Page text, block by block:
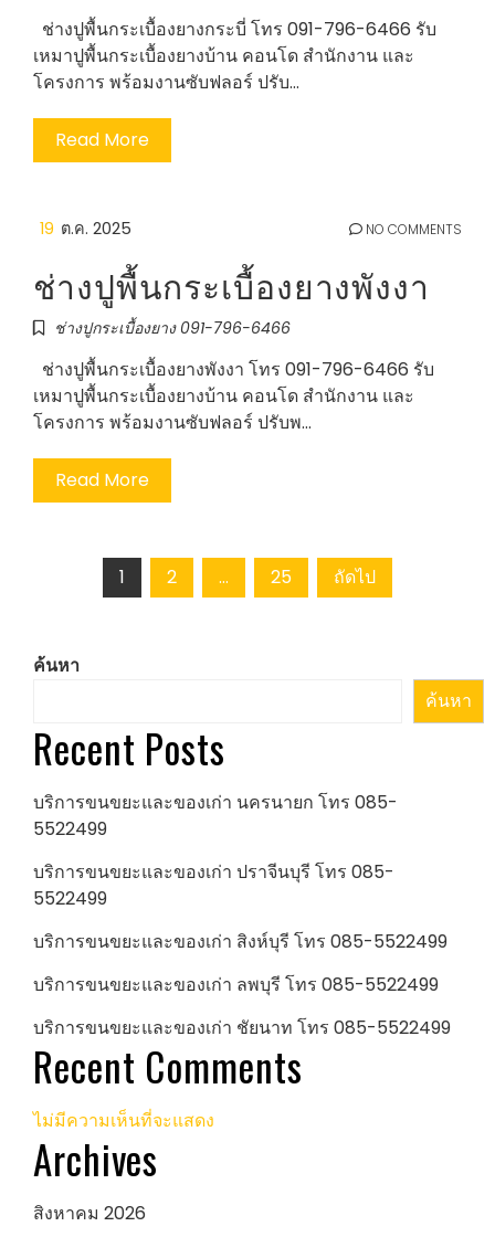
ช่างปูพื้นกระเบื้องยางกระบี่ โทร 091-796-6466 รับ
เหมาปูพื้นกระเบื้องยางบ้าน คอนโด สำนักงาน และ
โครงการ พร้อมงานซับฟลอร์ ปรับ…
Read More
19 ต.ค. 2025 NO COMMENTS
ช่างปูพื้นกระเบื้องยางพังงา
ช่างปูกระเบื้องยาง 091-796-6466
ช่างปูพื้นกระเบื้องยางพังงา โทร 091-796-6466 รับ
เหมาปูพื้นกระเบื้องยางบ้าน คอนโด สำนักงาน และ
โครงการ พร้อมงานซับฟลอร์ ปรับพ…
Read More
1 2 … 25 ถัดไป
ค้นหา
ค้นหา
Recent Posts
บริการขนขยะและของเก่า นครนายก โทร 085-
5522499
บริการขนขยะและของเก่า ปราจีนบุรี โทร 085-
5522499
บริการขนขยะและของเก่า สิงห์บุรี โทร 085-5522499
บริการขนขยะและของเก่า ลพบุรี โทร 085-5522499
บริการขนขยะและของเก่า ชัยนาท โทร 085-5522499
Recent Comments
ไม่มีความเห็นที่จะแสดง
Archives
สิงหาคม 2026